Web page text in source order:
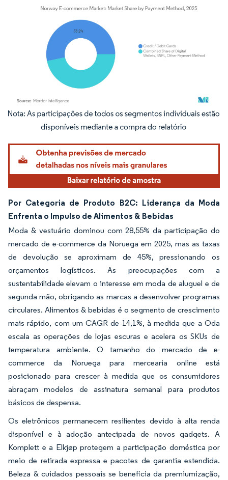
Imagem © Mordor Intelligence. O reuso requer atribuição conforme CC BY 4.0.
Por Categoria de Produto B2C: Liderança da Moda
Enfrenta o Impulso de Alimentos & Bebidas
Moda & vestuário dominou com 28,55% da participação do
mercado de e-commerce da Noruega em 2025, mas as taxas
de devolução se aproximam de 45%, pressionando os
orçamentos logísticos. As preocupações com a
sustentabilidade elevam o interesse em moda de aluguel e de
segunda mão, obrigando as marcas a desenvolver programas
circulares. Alimentos & bebidas é o segmento de crescimento
mais rápido, com um CAGR de 14,1%, à medida que a Oda
escala as operações de lojas escuras e acelera os SKUs de
temperatura ambiente. O tamanho do mercado de e-
commerce da Noruega para mercearia online está
posicionado para crescer à medida que os consumidores
abraçam modelos de assinatura semanal para produtos
básicos de despensa.
Os eletrônicos permanecem resilientes devido à alta renda
disponível e à adoção antecipada de novos gadgets. A
Komplett e a Elkjøp protegem a participação doméstica por
meio de retirada expressa e pacotes de garantia estendida.
Beleza & cuidados pessoais se beneficia da premiumização,